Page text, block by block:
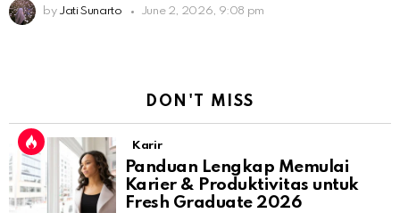
by Jati Sunarto June 2, 2026, 9:08 pm
DON'T MISS
Karir
Panduan Lengkap Memulai
Karier & Produktivitas untuk
Fresh Graduate 2026